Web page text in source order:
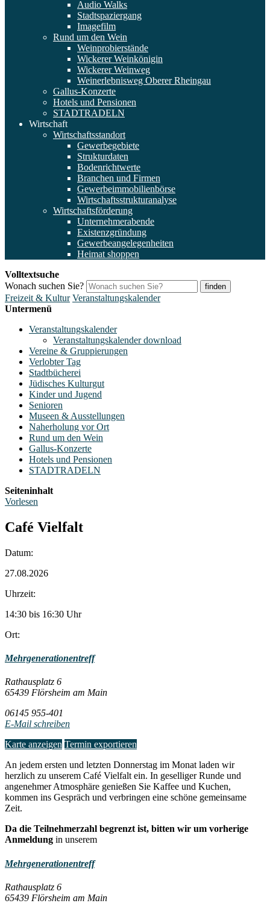
Audio Walks
Stadtspaziergang
Imagefilm
Rund um den Wein
Weinprobierstände
Wickerer Weinkönigin
Wickerer Weinweg
Weinerlebnisweg Oberer Rheingau
Gallus-Konzerte
Hotels und Pensionen
STADTRADELN
Wirtschaft
Wirtschaftsstandort
Gewerbegebiete
Strukturdaten
Bodenrichtwerte
Branchen und Firmen
Gewerbeimmobilienbörse
Wirtschaftsstrukturanalyse
Wirtschaftsförderung
Unternehmerabende
Existenzgründung
Gewerbeangelegenheiten
Heimat shoppen
Volltextsuche
Wonach suchen Sie?
finden
Freizeit & Kultur Veranstaltungskalender
Untermenü
Veranstaltungskalender
Veranstaltungskalender download
Vereine & Gruppierungen
Verlobter Tag
Stadtbücherei
Jüdisches Kulturgut
Kinder und Jugend
Senioren
Museen & Ausstellungen
Naherholung vor Ort
Rund um den Wein
Gallus-Konzerte
Hotels und Pensionen
STADTRADELN
Seiteninhalt
Vorlesen
Café Vielfalt
Datum:
27.08.2026
Uhrzeit:
14:30 bis 16:30 Uhr
Ort:
Mehrgenerationentreff
Rathausplatz 6
65439 Flörsheim am Main
06145 955-401
E-Mail schreiben
Karte anzeigen Termin exportieren
An jedem ersten und letzten Donnerstag im Monat laden wir
herzlich zu unserem Café Vielfalt ein. In geselliger Runde und
angenehmer Atmosphäre genießen Sie Kaffee und Kuchen,
kommen ins Gespräch und verbringen eine schöne gemeinsame
Zeit.
Da die Teilnehmerzahl begrenzt ist, bitten wir um vorherige
Anmeldung in unserem
Mehrgenerationentreff
Rathausplatz 6
65439 Flörsheim am Main